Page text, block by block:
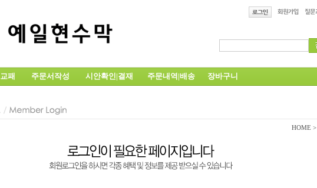
교패 주문서작성 시안확인|결재 주문내역|배송 장바구니
HOME >